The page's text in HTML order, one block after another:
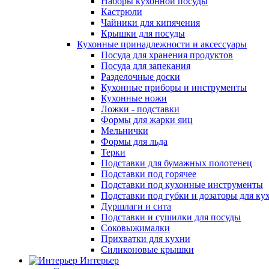
Кастрюли
Чайники для кипячения
Крышки для посуды
Кухонные принадлежности и аксессуары
Посуда для хранения продуктов
Посуда для запекания
Разделочные доски
Кухонные приборы и инструменты
Кухонные ножи
Ложки - подставки
Формы для жарки яиц
Мельнички
Формы для льда
Терки
Подставки для бумажных полотенец
Подставки под горячее
Подставки под кухонные инструменты
Подставки под губки и дозаторы для
Дуршлаги и сита
Подставки и сушилки для посуды
Соковыжималки
Прихватки для кухни
Силиконовые крышки
Интерьер